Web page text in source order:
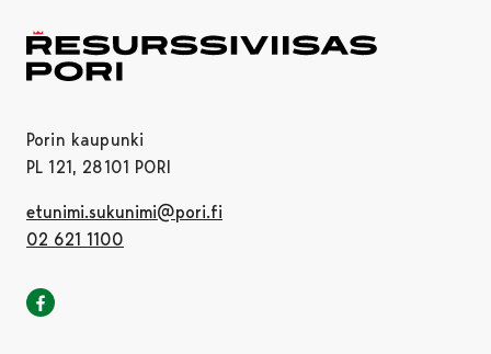
Porin kaupunki
PL 121, 28101 PORI
etunimi.sukunimi@pori.fi
02 621 1100